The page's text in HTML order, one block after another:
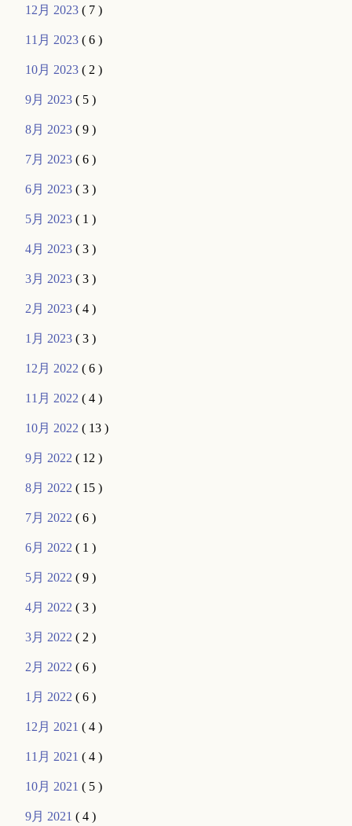
12月 2023( 7 )
11月 2023( 6 )
10月 2023( 2 )
9月 2023( 5 )
8月 2023( 9 )
7月 2023( 6 )
6月 2023( 3 )
5月 2023( 1 )
4月 2023( 3 )
3月 2023( 3 )
2月 2023( 4 )
1月 2023( 3 )
12月 2022( 6 )
11月 2022( 4 )
10月 2022( 13 )
9月 2022( 12 )
8月 2022( 15 )
7月 2022( 6 )
6月 2022( 1 )
5月 2022( 9 )
4月 2022( 3 )
3月 2022( 2 )
2月 2022( 6 )
1月 2022( 6 )
12月 2021( 4 )
11月 2021( 4 )
10月 2021( 5 )
9月 2021( 4 )